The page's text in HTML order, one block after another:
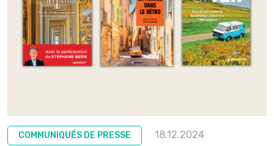
COMMUNIQUÉS DE PRESSE 18.12.2024